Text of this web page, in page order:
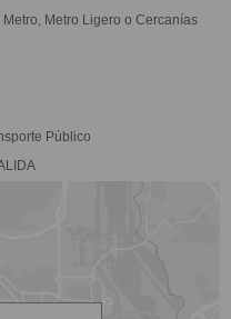
Metro Ligero o Cercanías
Público